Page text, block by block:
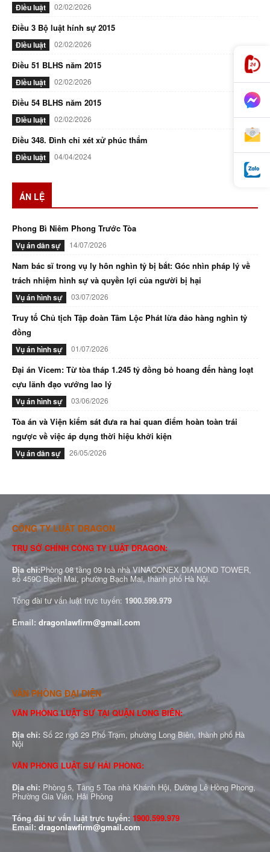
Điều luật 02/02/2026
Điều 3 Bộ luật hính sự 2015
Điều luật 02/02/2026
Điều 51 BLHS năm 2015
Điều luật 02/02/2026
Điều 54 BLHS năm 2015
Điều luật 02/02/2026
Điều 348. Đình chỉ xét xử phúc thẩm
Điều luật 04/04/2024
ÁN LỆ
Phong Bì Niêm Phong Trước Tòa
Vụ án dân sự 14/07/2026
Nam bác sĩ trong vụ ly hôn nghìn tỷ bị bắt: Góc nhìn pháp lý về
trách nhiệm hình sự và quyền lợi của người bị hại
Vụ án hình sự 03/07/2026
Truy tố Chủ tịch Tập đoàn Tâm Lộc Phát lừa đảo hàng nghìn tỷ
đồng
Vụ án hình sự 01/07/2026
Đại án Vicem: Từ tòa tháp 1.245 tỷ đồng bỏ hoang đến hàng loạt
cựu lãnh đạo vướng lao lý
Vụ án hình sự 03/06/2026
Tòa án và Viện kiểm sát đưa ra hai quan điểm hoàn toàn trái
ngược về việc áp dụng thời hiệu khởi kiện
Vụ án dân sự 26/05/2026
CÔNG TY LUẬT DRAGON
TRỤ SỞ CHÍNH CÔNG TY LUẬT DRAGON:
Địa chỉ:Phòng 08 tầng 09 toà nhà VINACONEX DIAMOND TOWER,
số 459C Bạch Mai, phường Bạch Mai, thành phố Hà Nội.
Tổng đài tư vấn luật trực tuyến: 1900.599.979
Email: dragonlawfirm@gmail.com
VĂN PHÒNG ĐẠI DIỆN
VĂN PHÒNG LUẬT SƯ TẠI QUẬN LONG BIÊN:
Địa chỉ: Số 22 ngõ 29 Phố Trạm, phường Long Biên, thành phố Hà
Nội
VĂN PHÒNG LUẬT SƯ HẢI PHÒNG:
Địa chỉ: Phòng 5, Tầng 5 Tòa nhà Khánh Hội, Đường Lê Hồng Phong,
Phường Gia Viên, Hải Phòng
Tổng đài tư vấn luật trực tuyến: 1900.599.979
Email: dragonlawfirm@gmail.com